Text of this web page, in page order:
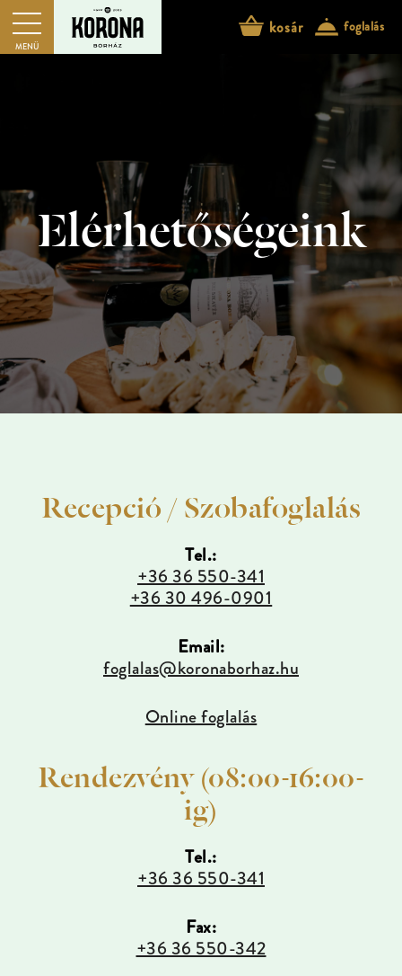
MENÜ
kosár foglalás
Elérhetőségeink
Recepció / Szobafoglalás
Tel.:
+36 36 550-341
+36 30 496-0901
Email:
foglalas@koronaborhaz.hu
Online foglalás
Rendezvény (08:00-16:00-
ig)
Tel.:
+36 36 550-341
Fax:
+36 36 550-342